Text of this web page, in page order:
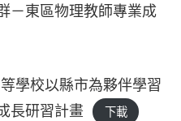
－東區物理教師專業成
學校以縣市為夥伴學習
長研習計畫
下載